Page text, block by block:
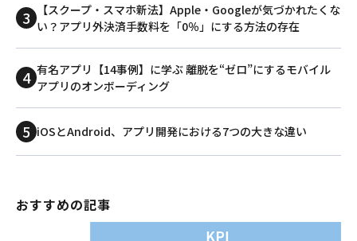
【スクープ・スマホ新法】Apple・Googleが気づかれたくな
い？アプリ外決済手数料を「0％」にする方法の存在
有名アプリ【14事例】に学ぶ 離脱を“ゼロ”にするモバイル
アプリのオンボーディング
iOSとAndroid、アプリ開発における7つの大きな違い
おすすめの記事